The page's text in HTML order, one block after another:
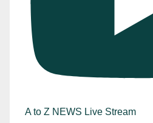
A to Z NEWS Live Stream